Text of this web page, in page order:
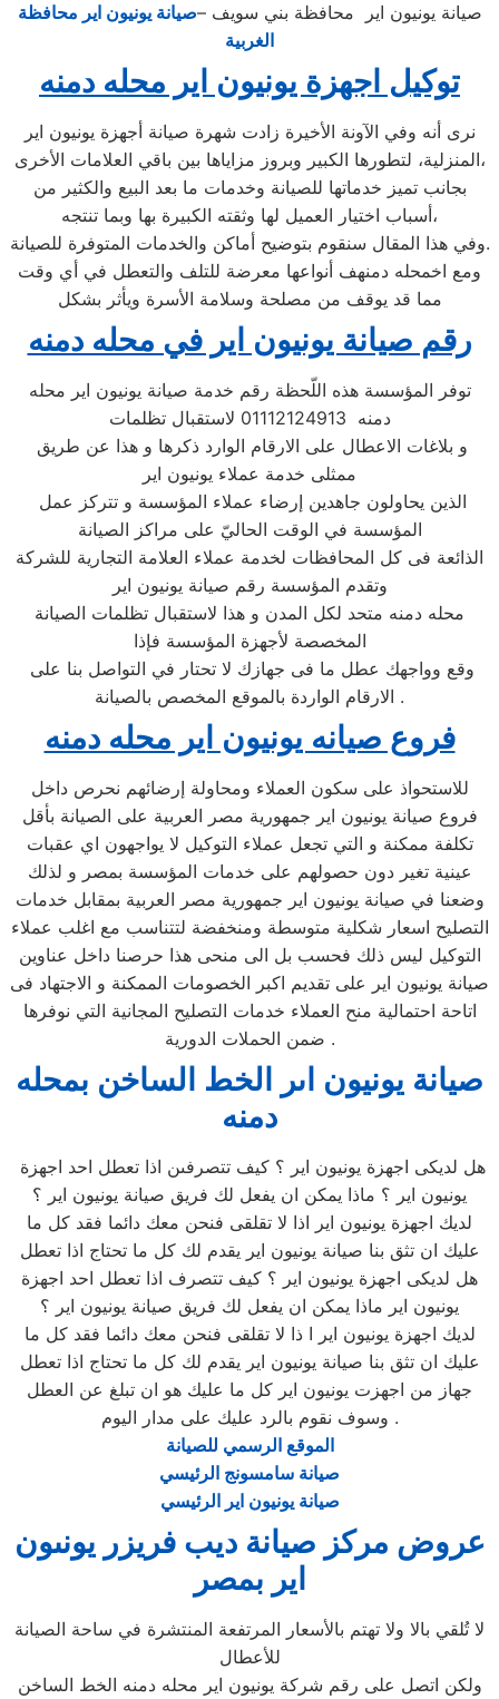
صيانة يونيون اير محافظة بني سويف –صيانة يونيون اير محافظة
الغربية
توكيل اجهزة يونيون اير محله دمنه
نرى أنه وفي الآونة الأخيرة زادت شهرة صيانة أجهزة يونيون اير
المنزلية، لتطورها الكبير وبروز مزاياها بين باقي العلامات الأخرى،
بجانب تميز خدماتها للصيانة وخدمات ما بعد البيع والكثير من
أسباب اختيار العميل لها وثقته الكبيرة بها وبما تنتجه،
وفي هذا المقال سنقوم بتوضيح أماكن والخدمات المتوفرة للصيانة.
ومع اخمحله دمنهف أنواعها معرضة للتلف والتعطل في أي وقت
مما قد يوقف من مصلحة وسلامة الأسرة ويأثر بشكل
رقم صيانة يونيون اير في محله دمنه
توفر المؤسسة هذه اللّحظة رقم خدمة صيانة يونيون اير محله
دمنه 01112124913 لاستقبال تظلمات
ممثلى خدمة عملاء يونيون اير
المؤسسة في الوقت الحاليّ على مراكز الصيانة
الذائعة فى كل المحافظات لخدمة عملاء العلامة التجارية للشركة
وتقدم المؤسسة رقم صيانة يونيون اير
محله دمنه متحد لكل المدن و هذا لاستقبال تظلمات الصيانة
المخصصة لأجهزة المؤسسة فإذا
الارقام الواردة بالموقع المخصص بالصيانة .
فروع صيانه يونيون اير محله دمنه
للاستحواذ على سكون العملاء ومحاولة إرضائهم نحرص داخل
فروع صيانة يونيون اير جمهورية مصر العربية على الصيانة بأقل
تكلفة ممكنة و التي تجعل عملاء التوكيل لا يواجهون اي عقبات
عينية تغير دون حصولهم على خدمات المؤسسة بمصر و لذلك
وضعنا في صيانة يونيون اير جمهورية مصر العربية بمقابل خدمات
التصليح اسعار شكلية متوسطة ومنخفضة لتتناسب مع اغلب عملاء
التوكيل ليس ذلك فحسب بل الى منحى هذا حرصنا داخل عناوين
صيانة يونيون اير على تقديم اكبر الخصومات الممكنة و الاجتهاد فى
اتاحة احتمالية منح العملاء خدمات التصليح المجانية التي نوفرها
ضمن الحملات الدورية .
صيانة يونيون اىر الخط الساخن بمحله
دمنه
يونيون اير ؟ ماذا يمكن ان يفعل لك فريق صيانة يونيون اير ؟
لديك اجهزة يونيون اير اذا لا تقلقى فنحن معك دائما فقد كل ما
عليك ان تثق بنا صيانة يونيون اير يقدم لك كل ما تحتاج اذا تعطل
هل لديكى اجهزة يونيون اير ؟ كيف تتصرف اذا تعطل احد اجهزة
يونيون اير ماذا يمكن ان يفعل لك فريق صيانة يونيون اير ؟
لديك اجهزة يونيون اير ا ذا لا تقلقى فنحن معك دائما فقد كل ما
عليك ان تثق بنا صيانة يونيون اير يقدم لك كل ما تحتاج اذا تعطل
جهاز من اجهزت يونيون اير كل ما عليك هو ان تبلغ عن العطل
وسوف نقوم بالرد عليك على مدار اليوم .
الموقع الرسمي للصيانة
صيانة سامسونج الرئيسي
صيانة يونيون اير الرئيسي
عروض مركز صيانة ديب فريزر يونىون
اير بمصر
لا تُلقي بالا ولا تهتم بالأسعار المرتفعة المنتشرة في ساحة الصيانة
للأعطال
ولكن اتصل على رقم شركة يونيون اير محله دمنه الخط الساخن